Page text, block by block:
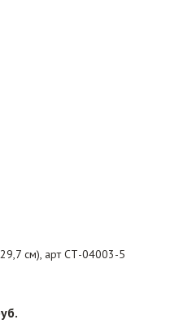
см), арт СТ-04003-5